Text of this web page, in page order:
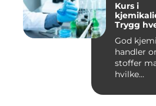
Kurs i
Trygg
God
handler
stoffer
hvilke...